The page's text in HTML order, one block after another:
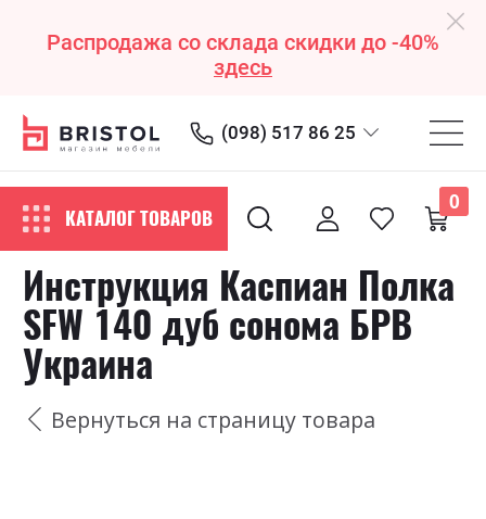
Распродажа со склада скидки до -40%
здесь
(098) 517 86 25
КАТАЛОГ ТОВАРОВ
0
Инструкция Каспиан Полка
SFW 140 дуб сонома БРВ
Украина
Вернуться на страницу товара